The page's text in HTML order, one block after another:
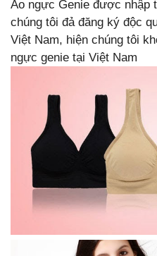
Áo ngực Genie được nhập
chúng tôi đả đăng ký độc
Việt Nam, hiện chúng tôi
ngực genie tại Việt Nam